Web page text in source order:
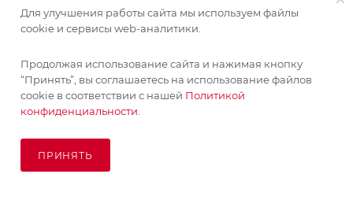
Для улучшения работы сайта мы используем файлы
cookie и сервисы web-аналитики.
Продолжая использование сайта и нажимая кнопку
“Принять”, вы соглашаетесь на использование файлов
cookie в соответствии с нашей Политикой
конфиденциальности.
ПРИНЯТЬ